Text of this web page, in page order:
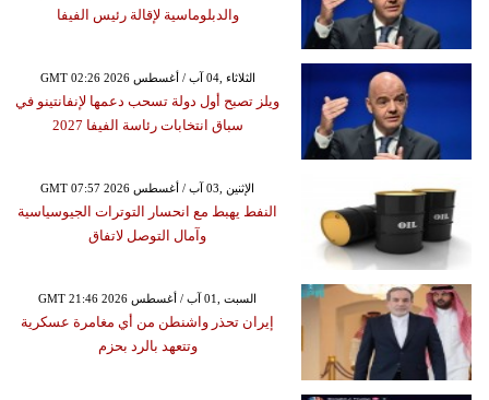
والدبلوماسية لإقالة رئيس الفيفا
GMT 02:26 2026 الثلاثاء ,04 آب / أغسطس
ويلز تصبح أول دولة تسحب دعمها لإنفانتينو في
سباق انتخابات رئاسة الفيفا 2027
GMT 07:57 2026 الإثنين ,03 آب / أغسطس
النفط يهبط مع انحسار التوترات الجيوسياسية
وآمال التوصل لاتفاق
GMT 21:46 2026 السبت ,01 آب / أغسطس
إيران تحذر واشنطن من أي مغامرة عسكرية
وتتعهد بالرد بحزم